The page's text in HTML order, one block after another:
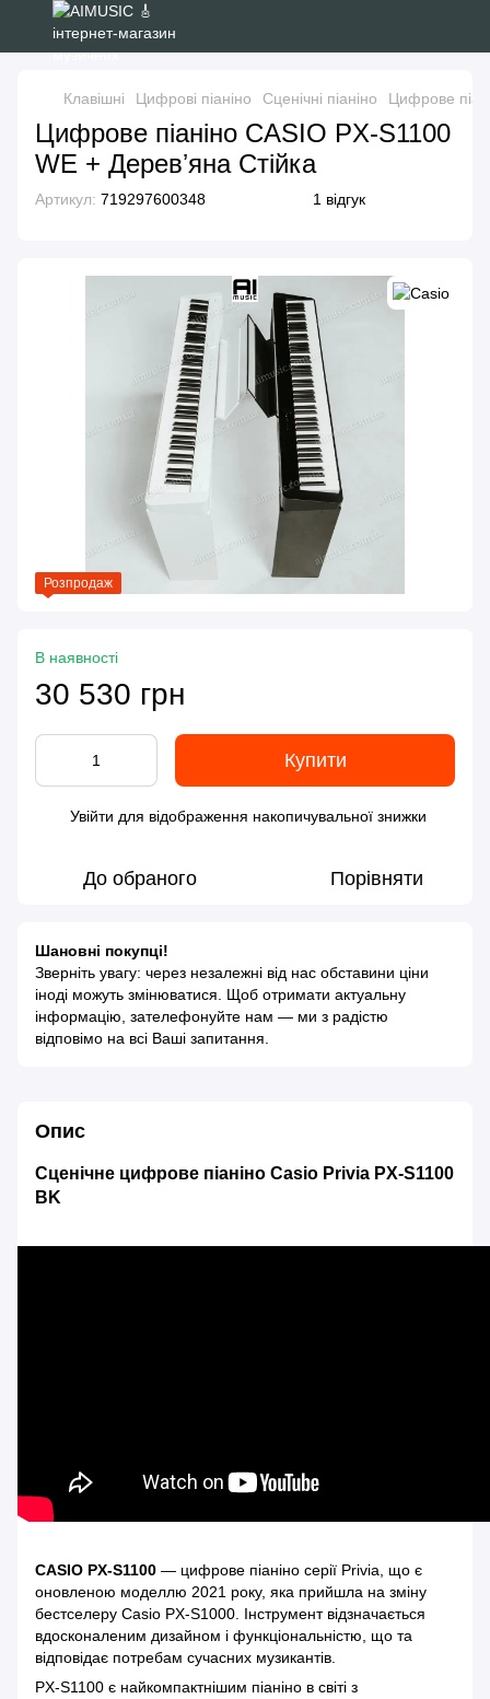
Клавішні Цифрові піаніно Сценічні піаніно Цифрове
Цифрове піаніно CASIO PX-S1100
WE + Деревʼяна Стійка
Артикул: 719297600348 1 відгук
Розпродаж
В наявності
30 530 грн
Купити
Увійти для відображення накопичувальної знижки
До обраного Порівняти
Шановні покупці!
Зверніть увагу: через незалежні від нас обставини ціни
іноді можуть змінюватися. Щоб отримати актуальну
інформацію, зателефонуйте нам — ми з радістю
відповімо на всі Ваші запитання.
Опис
Сценічне цифрове піаніно Casio Privia PX-S1100
BK
CASIO PX-S1100 — цифрове піаніно серії Privia, що є
оновленою моделлю 2021 року, яка прийшла на зміну
бестселеру Casio PX-S1000. Інструмент відзначається
вдосконаленим дизайном і функціональністю, що та
відповідає потребам сучасних музикантів.
PX-S1100 є найкомпактнішим піаніно в світі з